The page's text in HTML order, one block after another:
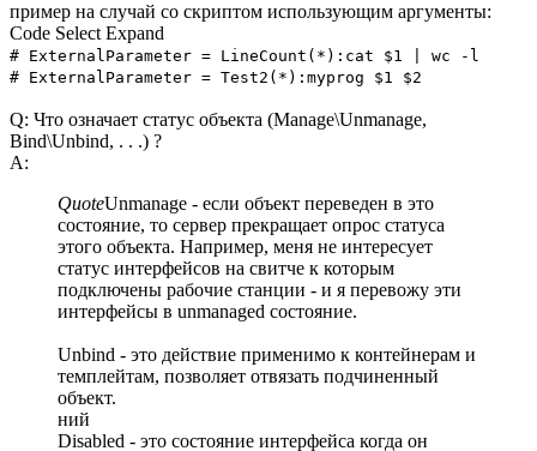
пример на случай со скриптом использующим аргументы:
Code Select Expand
# ExternalParameter = LineCount(*):cat $1 | wc -l
# ExternalParameter = Test2(*):myprog $1 $2
Q: Что означает статус объекта (Manage\Unmanage,
Bind\Unbind, . . .) ?
A:
QuoteUnmanage - если объект переведен в это
состояние, то сервер прекращает опрос статуса
этого объекта. Например, меня не интересует
статус интерфейсов на свитче к которым
подключены рабочие станции - и я перевожу эти
интерфейсы в unmanaged состояние.
Unbind - это действие применимо к контейнерам и
темплейтам, позволяет отвязать подчиненный
объект.
ний
Disabled - это состояние интерфейса когда он